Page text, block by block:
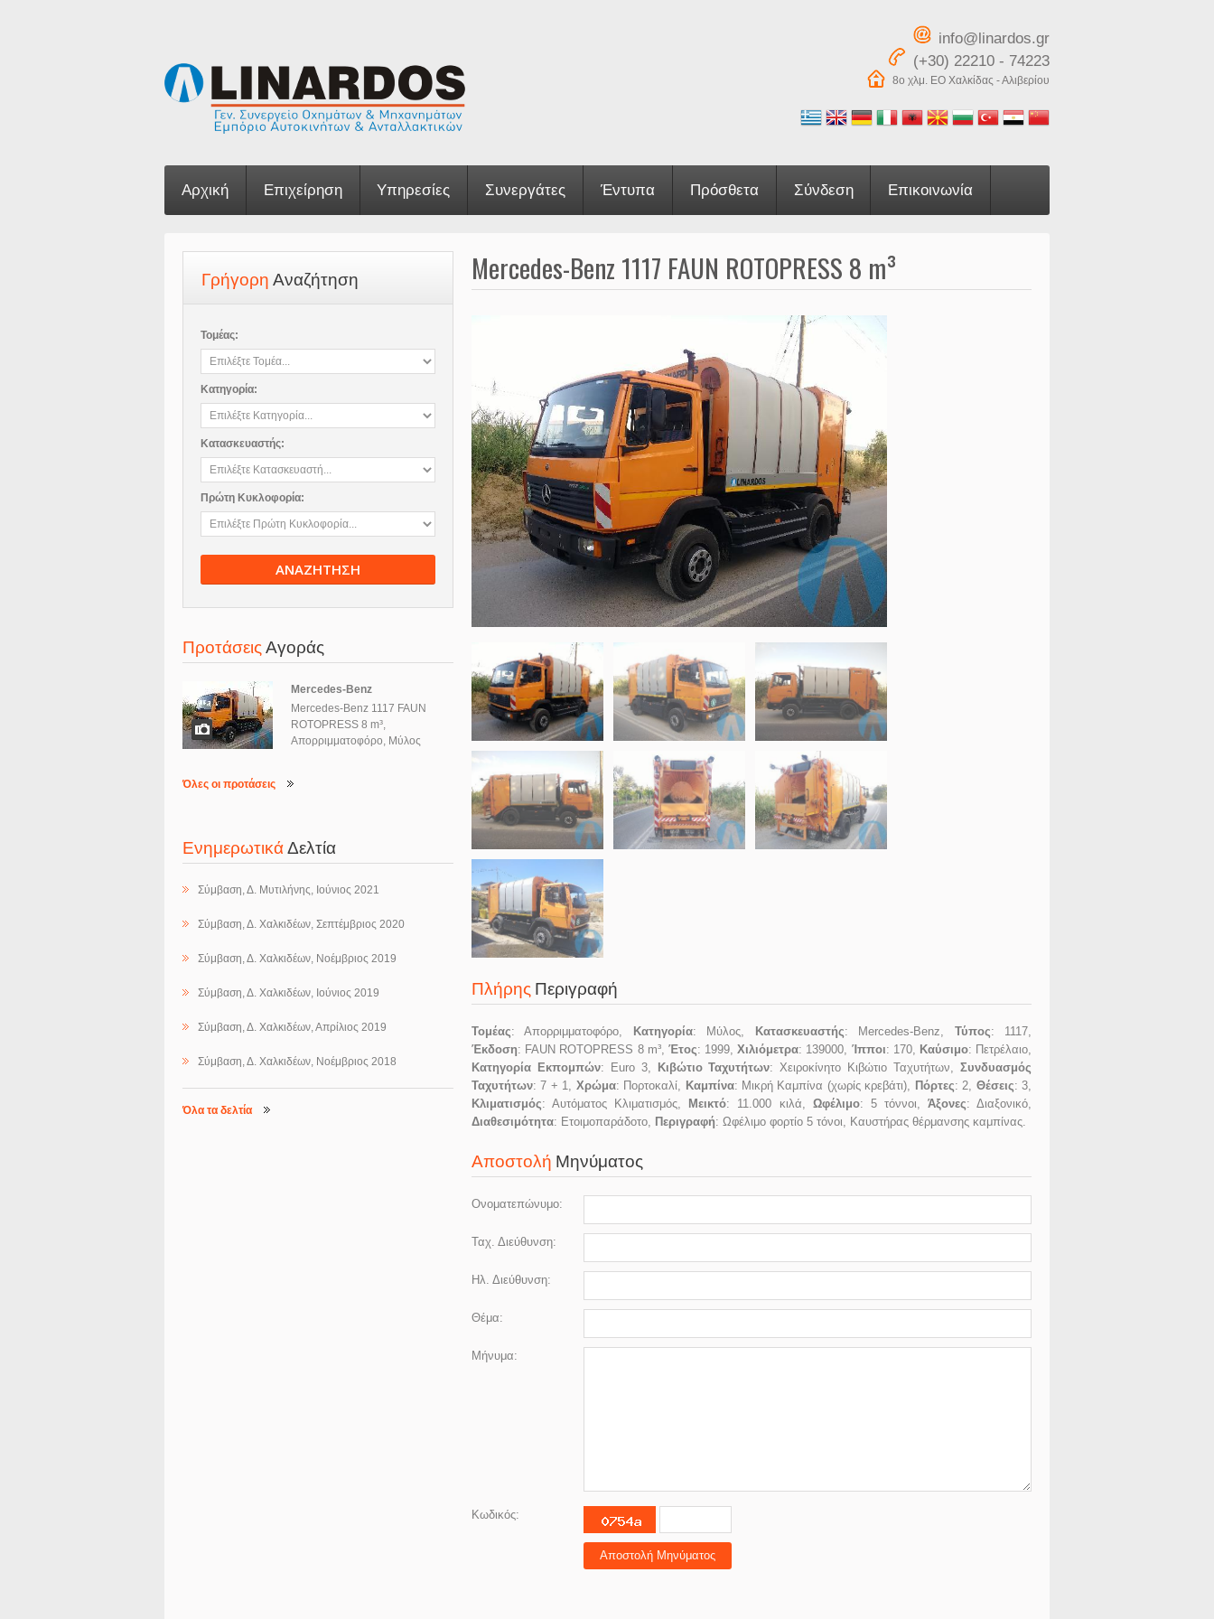
info@linardos.gr
(+30) 22210 - 74223
8ο χλμ. ΕΟ Χαλκίδας - Αλιβερίου
Αρχική Επιχείρηση Υπηρεσίες Συνεργάτες Έντυπα Πρόσθετα Σύνδεση Επικοινωνία
Mercedes-Benz 1117 FAUN ROTOPRESS 8 m³
Πλήρης Περιγραφή
Τομέας: Απορριμματοφόρο, Κατηγορία: Μύλος, Κατασκευαστής: Mercedes-Benz, Τύπος: 1117,
Έκδοση: FAUN ROTOPRESS 8 m³, Έτος: 1999,Χιλιόμετρα: 139000, Ίπποι: 170, Καύσιμο: Πετρέλαιο,
Κατηγορία Εκπομπών: Euro 3, Κιβώτιο Ταχυτήτων: Χειροκίνητο Κιβώτιο Ταχυτήτων,Συνδυασμός
Ταχυτήτων: 7 + 1, Χρώμα: Πορτοκαλί, Καμπίνα: Μικρή Καμπίνα (χωρίς κρεβάτι), Πόρτες: 2, Θέσεις: 3,
Κλιματισμός: Αυτόματος Κλιματισμός, Μεικτό: 11.000 κιλά, Ωφέλιμο: 5 τόννοι, Άξονες: Διαξονικό,
Διαθεσιμότητα: Ετοιμοπαράδοτο, Περιγραφή: Ωφέλιμο φορτίο 5 τόνοι, Καυστήρας θέρμανσης καμπίνας.
Αποστολή Μηνύματος
Ονοματεπώνυμο:
Ταχ. Διεύθυνση:
Ηλ. Διεύθυνση:
Θέμα:
Μήνυμα:
Κωδικός:
Αποστολή Μηνύματος
ΓρήγορηΑναζήτηση
Τομέας:
Κατηγορία:
Κατασκευαστής:
Πρώτη Κυκλοφορία:
ΑΝΑΖΗΤΗΣΗ
ΠροτάσειςΑγοράς
Mercedes-Benz
Mercedes-Benz 1117 FAUN
ROTOPRESS 8 m³,
Απορριμματοφόρο, Μύλος
Όλες οι προτάσεις
ΕνημερωτικάΔελτία
Σύμβαση, Δ. Μυτιλήνης, Ιούνιος 2021
Σύμβαση, Δ. Χαλκιδέων, Σεπτέμβριος 2020
Σύμβαση, Δ. Χαλκιδέων, Νοέμβριος 2019
Σύμβαση, Δ. Χαλκιδέων, Ιούνιος 2019
Σύμβαση, Δ. Χαλκιδέων, Απρίλιος 2019
Σύμβαση, Δ. Χαλκιδέων, Νοέμβριος 2018
Όλα τα δελτία